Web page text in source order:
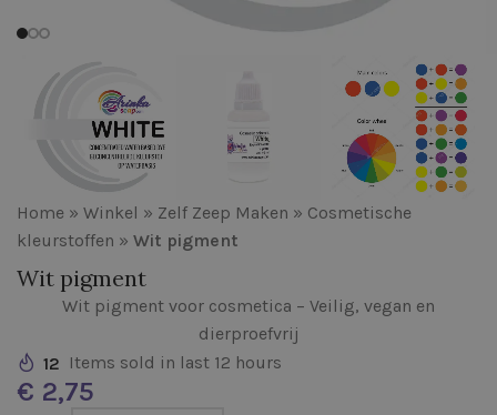
Home » Winkel » Zelf Zeep Maken » Cosmetische
kleurstoffen » Wit pigment
Wit pigment
Wit pigment voor cosmetica – Veilig, vegan en
dierproefvrij
12 Items sold in last 12 hours
€